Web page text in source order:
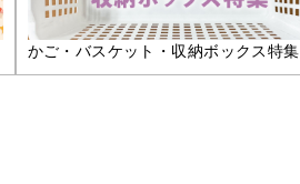
かご・バスケット・収納ボックス特集